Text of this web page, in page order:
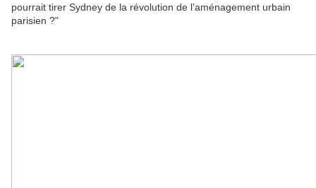
pourrait tirer Sydney de la révolution de l’aménagement urbain
parisien ?"